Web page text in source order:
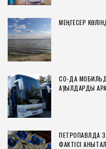
МЕҢГЕСЕР
СҚО-ДА
АУЫЛДАРДЫ
ПЕТРОПАВЛДА
ФАКТІСІ